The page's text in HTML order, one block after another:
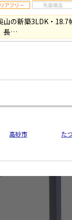
山の新築3LDK・18.7
長…
高砂市
た